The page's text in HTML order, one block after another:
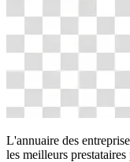
L'annuaire des
les meilleurs